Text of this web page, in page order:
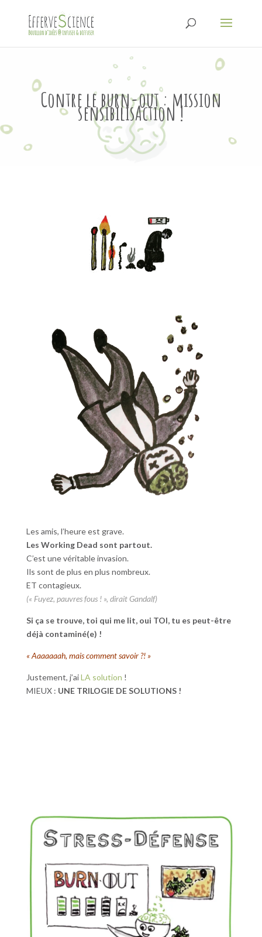
Contre le burn-out : mission
sensibilisAction !
Les amis, l’heure est grave.
Les Working Dead sont partout.
C’est une véritable invasion.
Ils sont de plus en plus nombreux.
ET contagieux.
(« Fuyez, pauvres fous ! », dirait Gandalf)
Si ça se trouve, toi qui me lit, oui TOI, tu es peut-être
déjà contaminé(e) !
« Aaaaaaah, mais comment savoir ?! »
Justement, j’aiLA solution !
MIEUX : UNE TRILOGIE DE SOLUTIONS !